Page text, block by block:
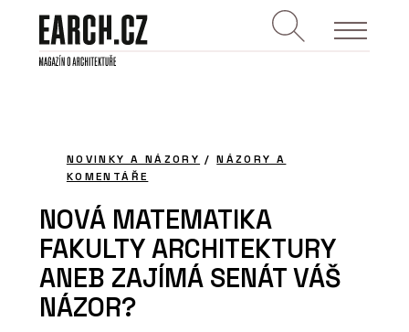
NOVINKY A NÁZORY /NÁZORY A
KOMENTÁŘE
NOVÁ MATEMATIKA
FAKULTY ARCHITEKTURY
ANEB ZAJÍMÁ SENÁT VÁŠ
NÁZOR?